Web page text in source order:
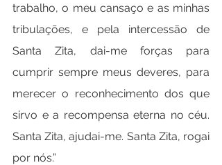
trabalho, o meu cansaço e as minhas
tribulações, e pela intercessão de
Santa Zita, dai-me forças para
cumprir sempre meus deveres, para
merecer o reconhecimento dos que
sirvo e a recompensa eterna no céu.
Santa Zita, ajudai-me. Santa Zita, rogai
por nós.”